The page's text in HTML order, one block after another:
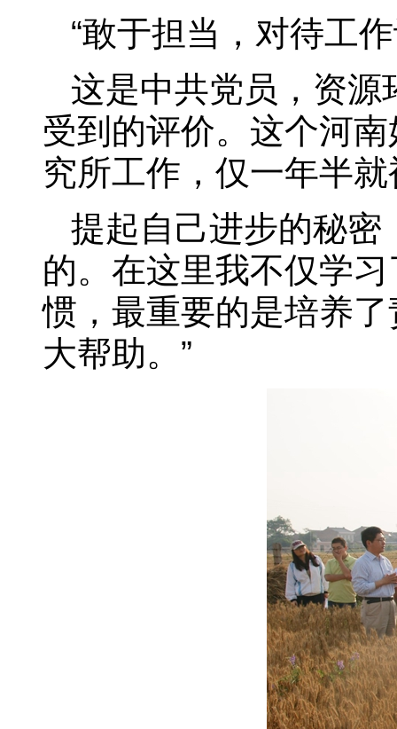
“敢于担当，对待工
这是中共党员，资
受到的评价。这个河
究所工作，仅一年半
提起自己进步的秘密
的。在这里我不仅学
惯，最重要的是培养
大帮助。”